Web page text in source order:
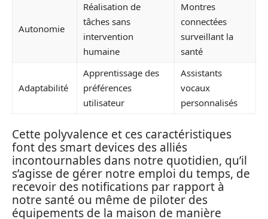
Autonomie
Réalisation de
tâches sans
intervention
humaine
Montres
connectées
surveillant la
santé
Adaptabilité
Apprentissage des
préférences
utilisateur
Assistants
vocaux
personnalisés
Cette polyvalence et ces caractéristiques
font des smart devices des alliés
incontournables dans notre quotidien, qu’il
s’agisse de gérer notre emploi du temps, de
recevoir des notifications par rapport à
notre santé ou même de piloter des
équipements de la maison de manière